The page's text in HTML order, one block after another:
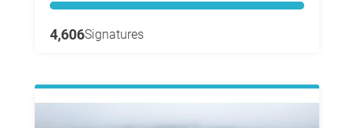
4,606Signatures